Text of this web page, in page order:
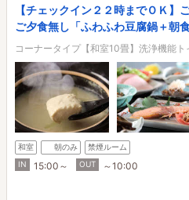
【チェックイン２２時までＯＫ】
ご夕食無し「ふわふわ豆腐鍋＋朝
コーナータイプ【和室10畳】洗浄機能
和室 朝のみ
禁煙ルーム
IN
15:00～ OUT ～10:00